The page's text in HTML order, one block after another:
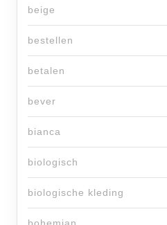
beige
bestellen
betalen
bever
bianca
biologisch
biologische kleding
bohemian